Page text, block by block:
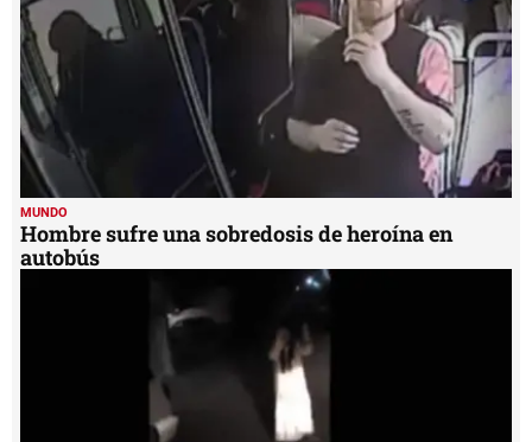
MUNDO
Hombre sufre una sobredosis de heroína en
autobús